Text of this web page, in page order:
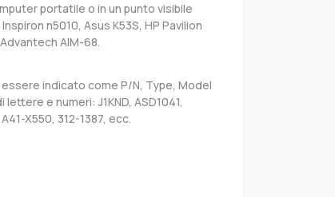
portatile o in un punto visibile
n5010, Asus K53S, HP Pavilion
AIM-68.
indicato come P/N, Type, Model
e numeri: J1KND, ASD1041,
X550, 312-1387, ecc.